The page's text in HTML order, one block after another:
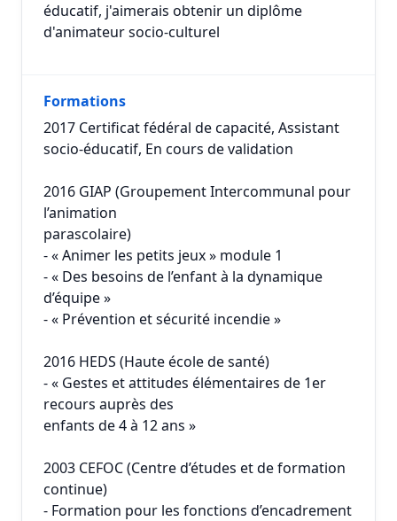
éducatif, j'aimerais obtenir un diplôme
d'animateur socio-culturel
Formations
2017 Certificat fédéral de capacité, Assistant
socio-éducatif, En cours de validation
2016 GIAP (Groupement Intercommunal pour
l’animation
parascolaire)
- « Animer les petits jeux » module 1
- « Des besoins de l’enfant à la dynamique
d’équipe »
- « Prévention et sécurité incendie »
2016 HEDS (Haute école de santé)
- « Gestes et attitudes élémentaires de 1er
recours auprès des
enfants de 4 à 12 ans »
2003 CEFOC (Centre d’études et de formation
continue)
- Formation pour les fonctions d’encadrement